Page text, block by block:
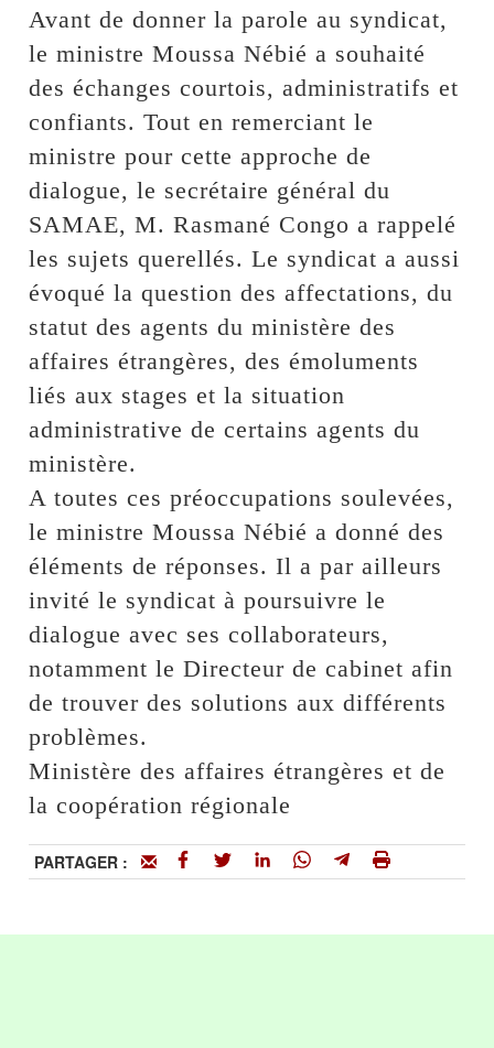
Avant de donner la parole au syndicat,
le ministre Moussa Nébié a souhaité
des échanges courtois, administratifs et
confiants. Tout en remerciant le
ministre pour cette approche de
dialogue, le secrétaire général du
SAMAE, M. Rasmané Congo a rappelé
les sujets querellés. Le syndicat a aussi
évoqué la question des affectations, du
statut des agents du ministère des
affaires étrangères, des émoluments
liés aux stages et la situation
administrative de certains agents du
ministère.
A toutes ces préoccupations soulevées,
le ministre Moussa Nébié a donné des
éléments de réponses. Il a par ailleurs
invité le syndicat à poursuivre le
dialogue avec ses collaborateurs,
notamment le Directeur de cabinet afin
de trouver des solutions aux différents
problèmes.
Ministère des affaires étrangères et de
la coopération régionale
PARTAGER :